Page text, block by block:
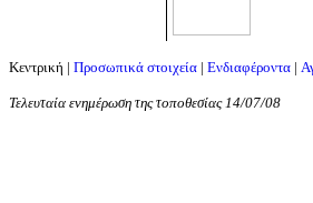
Κεντρική | Προσωπικά στοιχεία | Ενδιαφέροντα |
Τελευταία ενημέρωση της τοποθεσίας14/07/08